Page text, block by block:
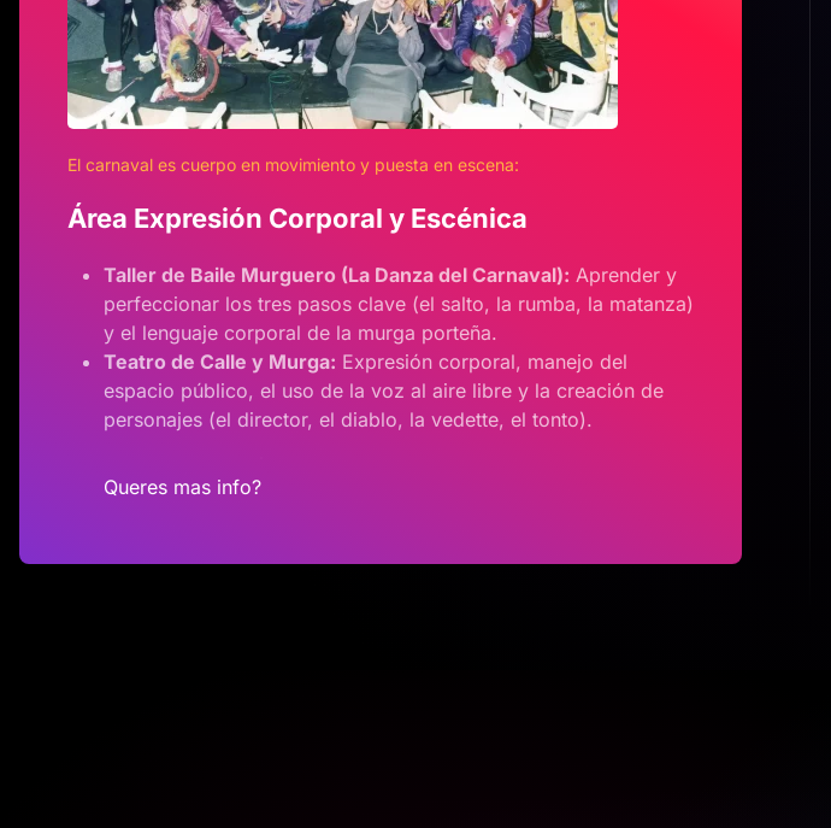
El carnaval es cuerpo en movimiento y puesta en escena:
Área Expresión Corporal y Escénica
Taller de Baile Murguero (La Danza del Carnaval): Aprender y
perfeccionar los tres pasos clave (el salto, la rumba, la matanza)
y el lenguaje corporal de la murga porteña.
Teatro de Calle y Murga: Expresión corporal, manejo del
espacio público, el uso de la voz al aire libre y la creación de
personajes (el director, el diablo, la vedette, el tonto).
Queres mas info?